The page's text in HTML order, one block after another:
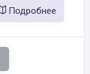
Подробнее